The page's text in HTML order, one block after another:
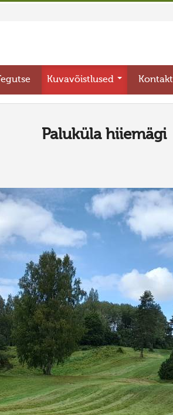
Tegutse Kuvavõistlused Kontakt
Paluküla hiiemägi